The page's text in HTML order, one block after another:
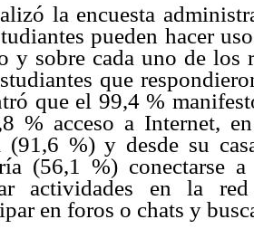
la encuesta
pueden hacer
y sobre cada uno de los
que
que el 99,4 %
% acceso a Internet,
(91,6 %) y desde su
(56,1 %) conectarse
actividades en la
en foros o chats y